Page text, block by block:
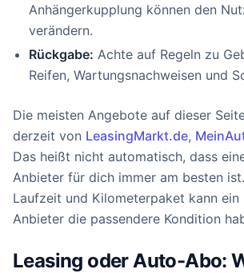
Anhängerkupplung können den
verändern.
Rückgabe: Achte auf Regeln zu
Reifen, Wartungsnachweisen und
Die meisten Angebote auf dieser
derzeit von LeasingMarkt.de,
Das heißt nicht automatisch, dass
Anbieter für dich immer am besten
Laufzeit und Kilometerpaket kann ein
Anbieter die passendere Kondition
Leasing oder Auto-Abo: